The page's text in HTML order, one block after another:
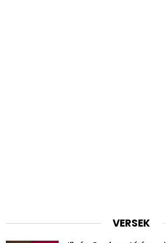
VERSEK